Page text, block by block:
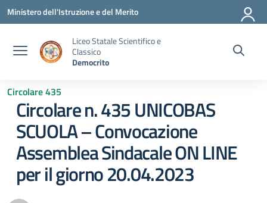
Vai ai contenuti
Vai al menu di navigazione
Vai al footer
Ministero dell'Istruzione e del Merito
Liceo Statale Scientifico e
Classico
Democrito
Circolare 435
Circolare n. 435 UNICOBAS
SCUOLA – Convocazione
Assemblea Sindacale ON LINE
per il giorno 20.04.2023